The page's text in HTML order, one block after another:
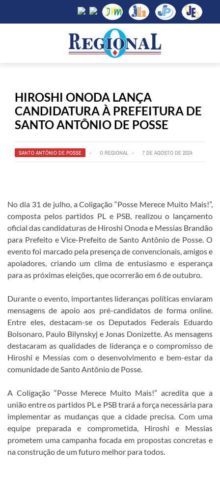
HIROSHI ONODA LANÇA
CANDIDATURA À PREFEITURA DE
SANTO ANTÔNIO DE POSSE
SANTO ANTÔNIO DE POSSE O REGIONAL 7 DE AGOSTO DE 2024
No dia 31 de julho, a Coligação “Posse Merece Muito Mais!”,
composta pelos partidos PL e PSB, realizou o lançamento
oficial das candidaturas de Hiroshi Onoda e Messias Brandão
para Prefeito e Vice-Prefeito de Santo Antônio de Posse. O
evento foi marcado pela presença de convencionais, amigos e
apoiadores, criando um clima de entusiasmo e esperança
para as próximas eleições, que ocorrerão em 6 de outubro.
Durante o evento, importantes lideranças políticas enviaram
mensagens de apoio aos pré-candidatos de forma online.
Entre eles, destacam-se os Deputados Federais Eduardo
Bolsonaro, Paulo Bilynskyj e Jonas Donizette. As mensagens
destacaram as qualidades de liderança e o compromisso de
Hiroshi e Messias com o desenvolvimento e bem-estar da
comunidade de Santo Antônio de Posse.
A Coligação “Posse Merece Muito Mais!” acredita que a
união entre os partidos PL e PSB trará a força necessária para
implementar as mudanças que a cidade precisa. Com uma
equipe preparada e comprometida, Hiroshi e Messias
prometem uma campanha focada em propostas concretas e
na construção de um futuro melhor para todos.